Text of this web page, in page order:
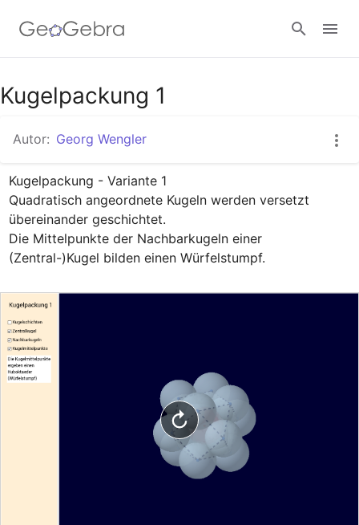
Google Classroom
GeoGebra Classroom
Anmelden
Kugelpackung 1
Autor: Georg Wengler
Kugelpackung - Variante 1
Quadratisch angeordnete Kugeln werden versetzt
übereinander geschichtet.
Die Mittelpunkte der Nachbarkugeln einer
(Zentral-)Kugel bilden einen Würfelstumpf.